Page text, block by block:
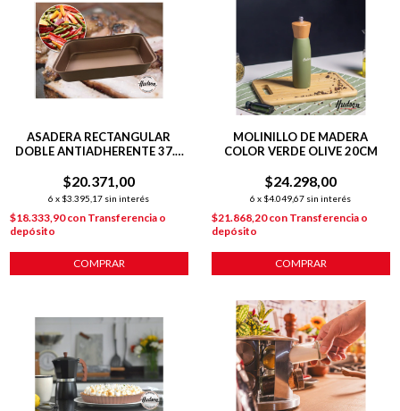
ASADERA RECTANGULAR
DOBLE ANTIADHERENTE 37.5
$20.371,00
6 x $3.395,17 sin interés
$18.333,90con Transferencia o
depósito
COMPRAR
MOLINILLO DE MADERA
COLOR VERDE OLIVE 20CM
$24.298,00
6 x $4.049,67 sin interés
$21.868,20con Transferencia o
depósito
COMPRAR